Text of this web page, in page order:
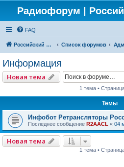
Радиофорум |
FAQ
Российский ФМ проект Список форумов
Информация
Новая тема
1 тема •
Темы
Инфобот Ретрансляторы
Последнее сообщение R2AACL « 04
Новая тема
1 тема •